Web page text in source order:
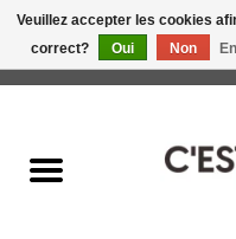
Table & Présentation
Veuillez accepter les cookies
correct?
Oui Non